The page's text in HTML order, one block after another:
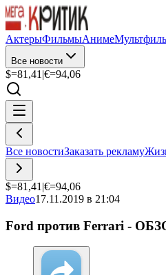
АктерыФильмыАниме
Все новости
$=81,41 |€=94,06
Все новостиЗаказать рекламу
$=81,41 |€=94,06
Видео17.11.2019 в 21:04
Ford против Ferrari -